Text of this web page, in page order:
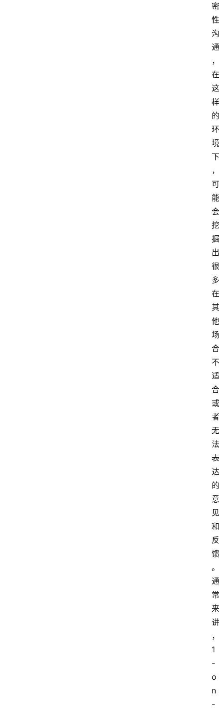
密
性
沟
通
，
在
这
样
的
环
境
下
，
可
能
会
挖
掘
出
很
多
在
其
他
场
合
不
适
合
或
者
无
法
表
达
的
意
见
和
反
馈
。
通
常
来
讲
，
1
-
o
n
-